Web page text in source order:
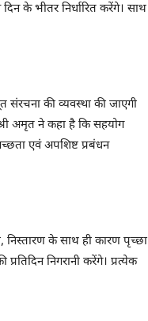
के भीतर निर्धारित करेंगे। साथ
की व्यवस्था की जाएगी
अमृत ने कहा है कि सहयोग
एवं अपशिष्ट प्रबंधन
निस्तारण के साथ ही कारण पृच्छा
निगरानी करेंगे। प्रत्येक